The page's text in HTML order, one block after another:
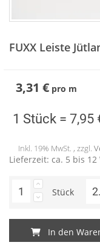
der
FUXX Leiste
3,31 € pro m
1 Stück = 7,95
Inkl. 19% MwSt. , zzgl.
Lieferzeit: ca. 5 bis 12
Stück
In den